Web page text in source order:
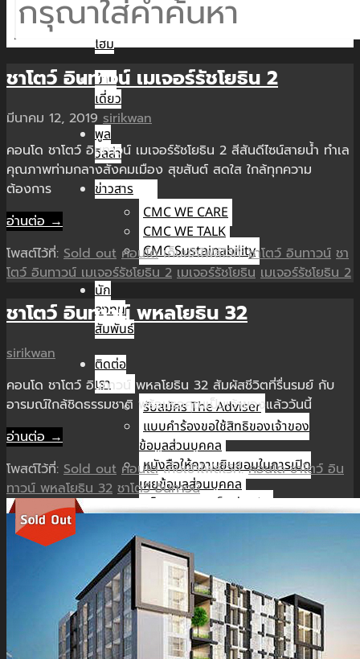
ทาวน์
โฮม
บ้าน
เดี่ยว
พูล
วิลล่า
ข่าวสาร
CMC WE CARE
CMC WE TALK
CMC Sustainability
นัก
ลงทุน
สัมพันธ์
ติดต่อ
เรา
รับสมัคร The Adviser
แบบคำร้องขอใช้สิทธิของเจ้าของ
ข้อมูลส่วนบุคคล
หนังสือให้ความยินยอมในการเปิด
เผยข้อมูลส่วนบุคคล
นโยบายความเป็นส่วนตัว
TH
TH
EN
ชาโตว์ อินทาวน์ เมเจอร์รัชโยธิน 2
มีนาคม 12, 2019 sirikwan
คอนโด ชาโตว์ อินทาวน์ เมเจอร์รัชโยธิน 2 สีสันดีไซน์สายน้ำ ทำเล
คุณภาพท่ามกลางสังคมเมือง สุขสันต์ สดใส ใกล้ทุกความ
ต้องการ
อ่านต่อ →
โพสต์ไว้ที่: Sold out คอนโด เก็บเข้าไฟล์ไว้ที่:ชาโตว์ อินทาวน์ ชา
โตว์ อินทาวน์ เมเจอร์รัชโยธิน 2 เมเจอร์รัชโยธิน เมเจอร์รัชโยธิน 2
ชาโตว์ อินทาวน์ พหลโยธิน 32
sirikwan
คอนโด ชาโตว์ อินทาวน์ พหลโยธิน 32 สัมผัสชีวิตที่รื่นรมย์ กับ
อารมณ์ใกล้ชิดธรรมชาติ พร้อมรอคุณเป็นเจ้าของแล้ววันนี้
อ่านต่อ →
โพสต์ไว้ที่: Sold out คอนโด เก็บเข้าไฟล์ไว้ที่:คอนโด ชาโตว์ อิน
ทาวน์ พหลโยธิน 32 ชาโตว์ อินทาวน์